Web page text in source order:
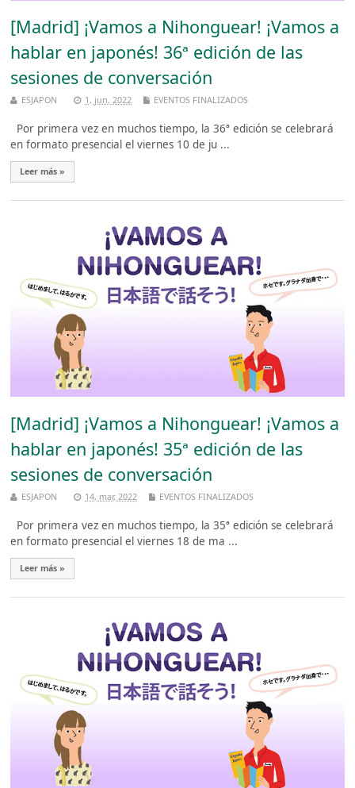
[Madrid] ¡Vamos a Nihonguear! ¡Vamos a
hablar en japonés! 36ª edición de las
sesiones de conversación
ESJAPON 1, jun, 2022 EVENTOS FINALIZADOS
Por primera vez en muchos tiempo, la 36ª edición se celebrará
en formato presencial el viernes 10 de ju ...
Leer más »
[Madrid] ¡Vamos a Nihonguear! ¡Vamos a
hablar en japonés! 35ª edición de las
sesiones de conversación
ESJAPON 14, mar, 2022 EVENTOS FINALIZADOS
Por primera vez en muchos tiempo, la 35ª edición se celebrará
en formato presencial el viernes 18 de ma ...
Leer más »